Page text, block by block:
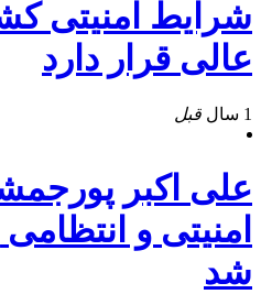
شرایط امنیتی
عالی قرار دارد
1 سال قبل
علی اکبر
امنیتی و
شد